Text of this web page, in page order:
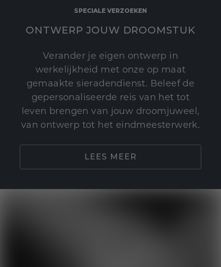
SPECIALE VERZOEKEN
ONTWERP JOUW DROOMSTUK
Verander je eigen ontwerp in
werkelijkheid met onze op maat
gemaakte sieradendienst. Beleef de
gepersonaliseerde reis van het tot
leven brengen van jouw droomjuweel,
van ontwerp tot het eindmeesterwerk.
LEES MEER